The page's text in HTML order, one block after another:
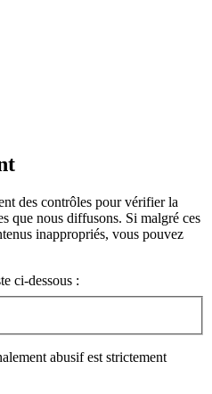
des contrôles pour vérifier la
que nous diffusons. Si malgré ces
inappropriés, vous pouvez
ci-dessous :
abusif est strictement